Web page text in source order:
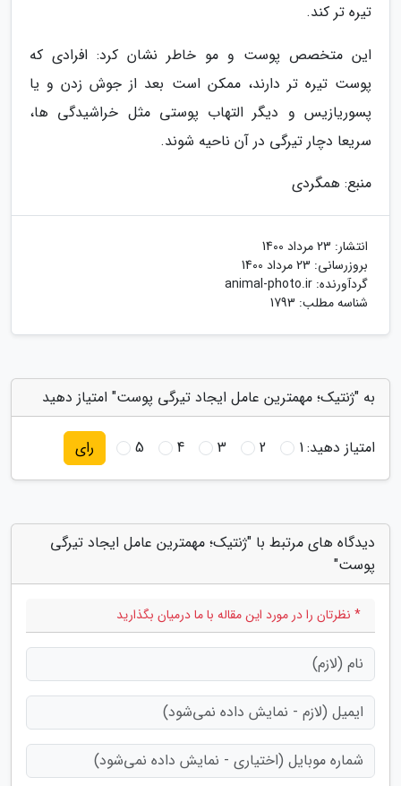
تیره تر کند.
این متخصص پوست و مو خاطر نشان کرد: افرادی که
پوست تیره تر دارند، ممکن است بعد از جوش زدن و یا
پسوریازیس و دیگر التهاب پوستی مثل خراشیدگی ها،
سریعا دچار تیرگی در آن ناحیه شوند.
منبع: همگردی
انتشار: 23 مرداد 1400
بروزرسانی: 23 مرداد 1400
گردآورنده: animal-photo.ir
شناسه مطلب: 1793
به "ژنتیک؛ مهمترین عامل ایجاد تیرگی پوست" امتیاز دهید
امتیاز دهید:1
2
3
4
5 رای
دیدگاه های مرتبط با "ژنتیک؛ مهمترین عامل ایجاد تیرگی
پوست"
* نظرتان را در مورد این مقاله با ما درمیان بگذارید